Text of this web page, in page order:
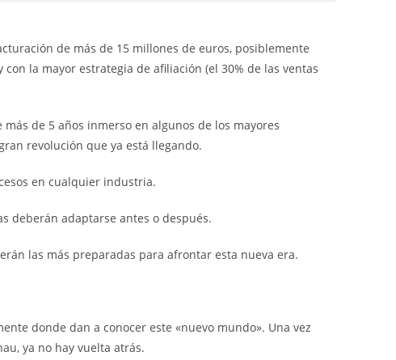
de más de 15 millones de euros, posiblemente
la mayor estrategia de afiliación (el 30% de las ventas
de 5 años inmerso en algunos de los mayores
revolución que ya está llegando.
en cualquier industria.
deberán adaptarse antes o después.
las más preparadas para afrontar esta nueva era.
donde dan a conocer este «nuevo mundo». Una vez
ya no hay vuelta atrás.